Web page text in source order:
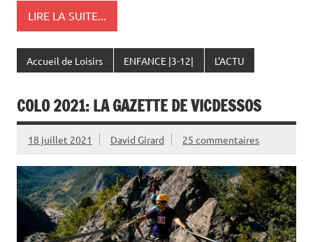
LIRE LA SUITE...
Accueil de Loisirs ENFANCE |3-12| L'ACTU
COLO 2021: LA GAZETTE DE VICDESSOS
18 juillet 2021 David Girard 25 commentaires